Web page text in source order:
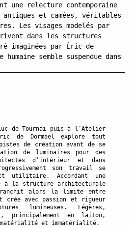
une relecture contemporaine
et camées, véritables
Les visages modelés par
dans les structures
imaginées par Éric de
semble suspendue dans
de Tournai puis à l’Atelier
de Dormael explore tout
pistes de création avant de se
de luminaires pour des
d’intérieur et dans
son travail se
utilitaire. Accordant une
à la structure architecturale
alors la limite entre
avec passion et rigueur
lumineuses. Légères,
principalement en laiton,
et immatérialité.